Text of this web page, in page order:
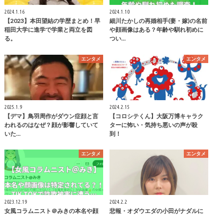
2024.1.16
【2023】本田望結の学歴まとめ！早
稲田大学に進学で学業と両立を図
る。
2024.1.10
細川たかしの再婚相手(妻・嫁)の名前
や顔画像はある？年齢や馴れ初めに
つい…
エンタメ
2025.1.9
【デマ】鳥羽周作がダウン症顔と言
われるのはなぜ？顔が影響していて
いた…
エンタメ
2024.2.15
【コロシテくん】大阪万博キャラク
ターに怖い・気持ち悪いの声が殺
到！
エンタメ
2023.12.19
女風コラムニスト＠みきの本名や顔
エンタメ
2024.2.2
悲報・オダウエダの小田がナダルに